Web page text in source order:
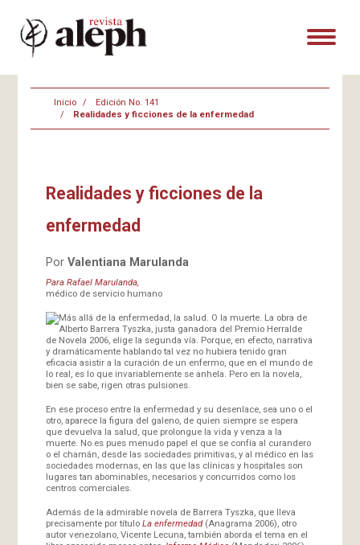
Inicio
Edición No. 141
Realidades y ficciones de la enfermedad
Realidades y ficciones de la
enfermedad
Por Valentiana Marulanda
Para Rafael Marulanda,
médico de servicio humano
Más allá de la enfermedad, la salud. O la muerte. La obra de
Alberto Barrera Tyszka, justa ganadora del Premio Herralde
de Novela 2006, elige la segunda vía. Porque, en efecto, narrativa
y dramáticamente hablando tal vez no hubiera tenido gran
eficacia asistir a la curación de un enfermo, que en el mundo de
lo real, es lo que invariablemente se anhela. Pero en la novela,
bien se sabe, rigen otras pulsiones.
En ese proceso entre la enfermedad y su desenlace, sea uno o el
otro, aparece la figura del galeno, de quien siempre se espera
que devuelva la salud, que prolongue la vida y venza a la
muerte. No es pues menudo papel el que se confía al curandero
o el chamán, desde las sociedades primitivas, y al médico en las
sociedades modernas, en las que las clínicas y hospitales son
lugares tan abominables, necesarios y concurridos como los
centros comerciales.
Además de la admirable novela de Barrera Tyszka, que lleva
precisamente por título La enfermedad(Anagrama 2006), otro
autor venezolano, Vicente Lecuna, también aborda el tema en el